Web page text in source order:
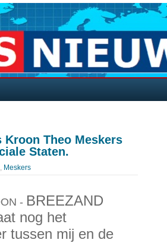
Theo Meskers
Staten.
, Meskers
- BREEZAND
nog het
tussen mij en de